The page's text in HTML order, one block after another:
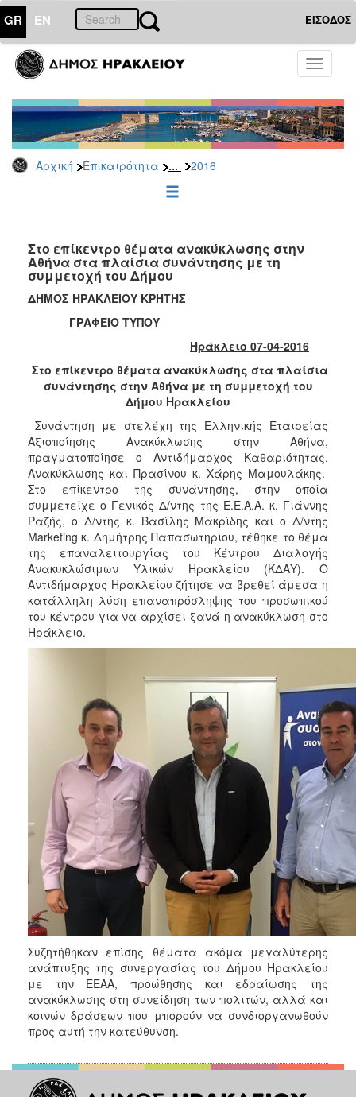
GR EN ΕΙΣΟΔΟΣ
Toggle
Αρχική Επικαιρότητα ... 2016
ΕΠΙΚΑΙΡΟΤΗΤΑ
Τύπου
Αρχείο
2026
2025
2022
2021
2020
2019
2017
2016
2013
2012
2011
2010
2006
ΔΗΜΟΤΗΣ
ΕΠΙΣΚΕΠΤΗΣ
Στο επίκεντρο θέματα ανακύκλωσης στην
Αθήνα στα πλαίσια συνάντησης με τη
συμμετοχή του Δήμου
ΔΗΜΟΣ ΗΡΑΚΛΕΙΟΥ ΚΡΗΤΗΣ
ΓΡΑΦΕΙΟ ΤΥΠΟΥ
Ηράκλειο 07-04-2016
Στο επίκεντρο θέματα ανακύκλωσης στα πλαίσια
συνάντησης στην Αθήνα με τη συμμετοχή του
Δήμου Ηρακλείου
Συνάντηση με στελέχη της Ελληνικής Εταιρείας
Αξιοποίησης Ανακύκλωσης στην Αθήνα,
πραγματοποίησε ο Αντιδήμαρχος Καθαριότητας,
Ανακύκλωσης και Πρασίνου κ. Χάρης Μαμουλάκης.
Στο επίκεντρο της συνάντησης, στην οποία
συμμετείχε ο Γενικός Δ/ντης της Ε.Ε.Α.Α. κ. Γιάννης
Ραζής, ο Δ/ντης κ. Βασίλης Μακρίδης και ο Δ/ντης
Marketing κ. Δημήτρης Παπασωτηρίου, τέθηκε το θέμα
της επαναλειτουργίας του Κέντρου Διαλογής
Ανακυκλώσιμων Υλικών Ηρακλείου (ΚΔΑΥ). Ο
Αντιδήμαρχος Ηρακλείου ζήτησε να βρεθεί άμεσα η
κατάλληλη λύση επαναπρόσληψης του προσωπικού
του κέντρου για να αρχίσει ξανά η ανακύκλωση στο
Ηράκλειο.
Συζητήθηκαν επίσης θέματα ακόμα μεγαλύτερης
ανάπτυξης της συνεργασίας του Δήμου Ηρακλείου
με την ΕΕΑΑ, προώθησης και εδραίωσης της
ανακύκλωσης στη συνείδηση των πολιτών, αλλά και
κοινών δράσεων που μπορούν να συνδιοργανωθούν
προς αυτή την κατεύθυνση.